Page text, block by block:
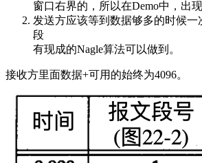
窗口右界的，所以在Demo中，出
发送方应该等到数据够多的时候一
段
有现成的Nagle算法可以做到。
接收方里面数据+可用的始终为4096。